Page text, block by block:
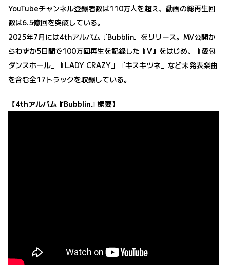
YouTubeチャンネル登録者数は110万人を超え、動画の総再生回
数は6.5億回を突破している。
2025年7月には4thアルバム『Bubblin』をリリース。MV公開か
らわずか5日間で100万回再生を記録した『V』をはじめ、『愛包
ダンスホール』『LADY CRAZY』『キスキツネ』など未発表楽曲
を含む全17トラックを収録している。
【4thアルバム『Bubblin』概要】